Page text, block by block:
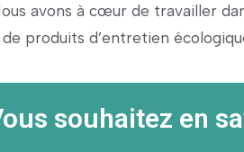
avons à cœur de travailler
produits d’entretien
souhaitez en